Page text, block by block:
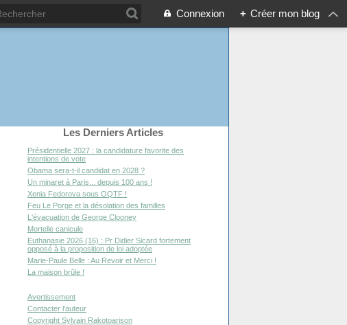
Connexion + Créer mon blog
Les Derniers Articles
Présidentielle 2027 : la candidature favorite des
intentions de vote
Obama sera-t-il candidat en 2028 ?
Un minaret à Paris... depuis 100 ans !
Xenia Fedorova sous OQTF !
Feu Le Porge et la désolation des familles
L'évacuation de George Clooney
Mortelle canicule
Euthanasie 2026 (16) : Pr Didier Sicard fortement
opposé à la proposition de loi adoptée
Marie-Paule Belle : Au Revoir et Merci !
La maison brûle !
Avertissement
Contacter l'auteur
Copyright Sylvain Rakotoarison